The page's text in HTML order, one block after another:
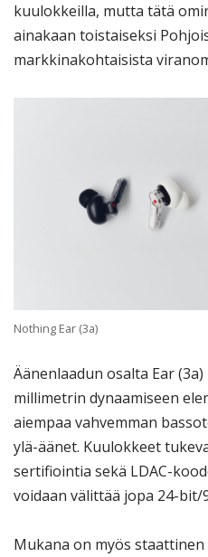
kuulokkeilla, mutta tätä
ainakaan toistaiseksi
markkinakohtaisista
Nothing Ear (3a)
Äänenlaadun osalta Ear
millimetrin dynaamiseen
aiempaa vahvemman
ylä-äänet. Kuulokkeet
sertifiointia sekä LDAC-
voidaan välittää jopa 24-bit/
Mukana on myös